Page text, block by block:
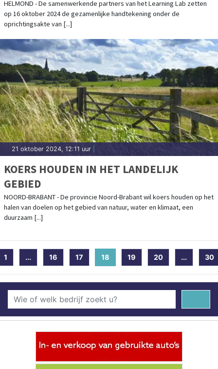
HELMOND - De samenwerkende partners van het Learning Lab zetten
op 16 oktober 2024 de gezamenlijke handtekening onder de
oprichtingsakte van [...]
21 oktober 2024, 12:11 uur
KOERS HOUDEN IN HET LANDELIJK
GEBIED
NOORD-BRABANT - De provincie Noord-Brabant wil koers houden op het
halen van doelen op het gebied van natuur, water en klimaat, een
duurzaam [...]
1 ... 16 17 18 (current)
19 20 ... 30